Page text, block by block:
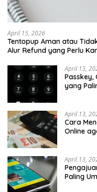
April 15, 2026
Tentopup Aman atau
Alur Refund yang Perlu
April 13,
Passkey,
yang
April 13,
Cara
Online
April 13,
Paling